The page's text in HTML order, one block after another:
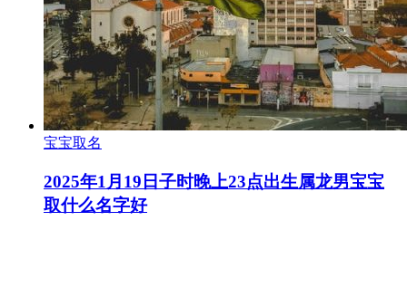
宝宝取名
2025年1月19日子时晚上23点出生属龙男宝宝
取什么名字好